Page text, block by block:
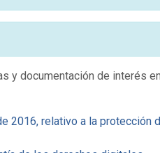
y documentación de interés
2016, relativo a la